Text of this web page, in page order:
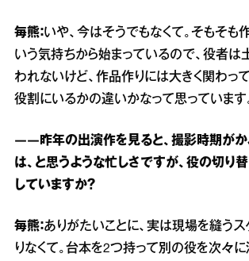
毎熊：いや、今はそうでもなくて。そもそも
いう気持ちから始まっているので、役者は
われないけど、作品作りには大きく関わっ
役割にいるかの違いかなって思っています
――昨年の出演作を見ると、撮影時期がか
は、と思うような忙しさですが、役の切り
していますか？
毎熊：ありがたいことに、実は現場を縫う
りなくて。台本を2つ持って別の役を次々に